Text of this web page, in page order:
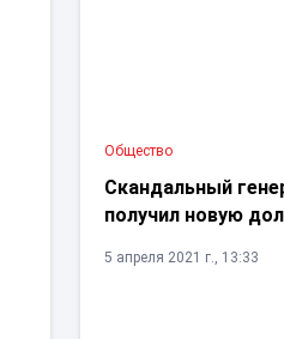
Общество
Скандальный
получил новую
5 апреля 2021 г., 13:33